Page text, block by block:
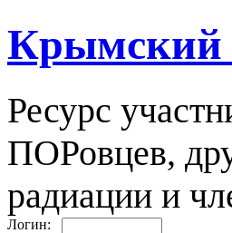
Крымский
Ресурс
ПОРовцев,
радиации и
Логин: